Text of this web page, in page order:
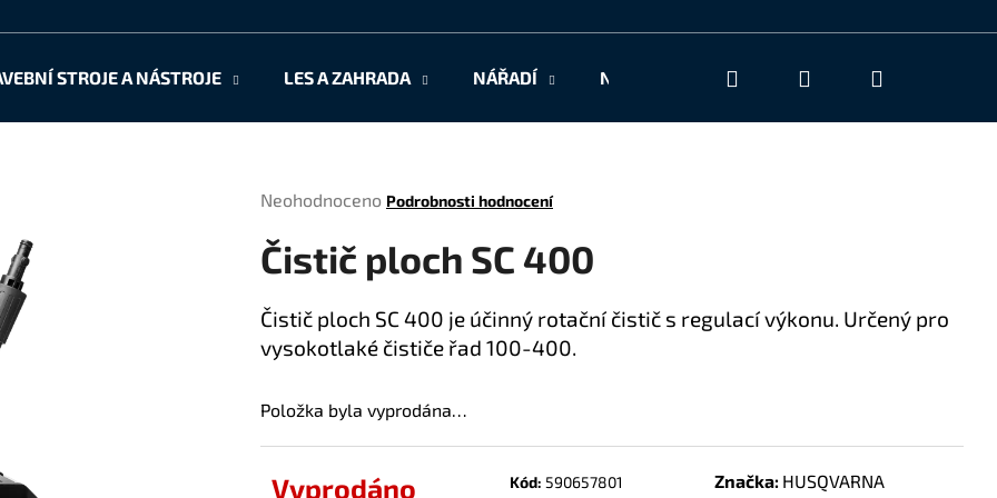
STROJE A NÁSTROJE LES A ZAHRADA NÁŘADÍ NAŠE SLUŽBY KONTAKT
Hledat Přihlášení
Průměrné
produktu
je
z
5
Neohodnoceno Podrobnosti hodnocení
Čistič ploch SC 400
Čistič ploch SC 400 je účinný rotační čistič s regulací výkonu. Určený pro
vysokotlaké čističe řad 100-400.
Položka byla vyprodána…
Vyprodáno Kód: 590657801 Značka: HUSQVARNA
Co potřebujete najít?
HLEDAT